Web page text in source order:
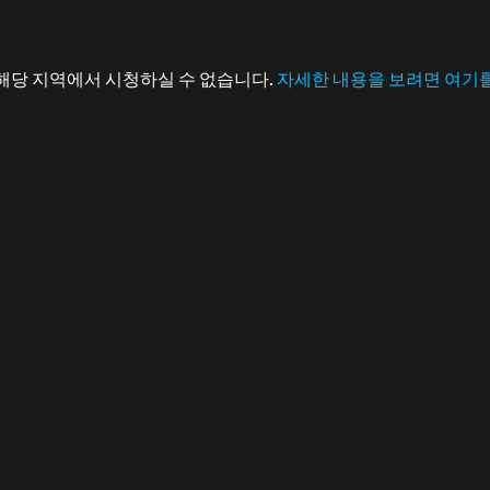
당 지역에서 시청하실 수 없습니다. 자세한 내용을 보려면 여기